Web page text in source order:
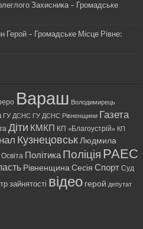
Захисника – Громадське
Герой – Громадське Місце Рівне:
Вараш Володимирець
ГУ ДСНС ГУ ДСНС Рівненщини Газета
Діти КМКП КП «Благоустрій» КП
Кузнецовськ Людмила
Освіта Політика Поліція РАЕС
Рівненщина Сесія Спорт Суд
зайнятості відео герой депутат